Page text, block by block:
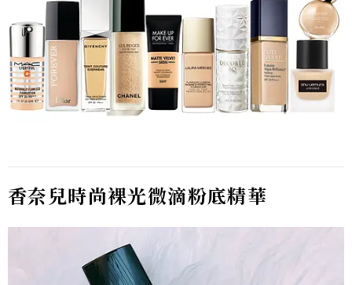
香奈兒時尚裸光微滴粉底精華